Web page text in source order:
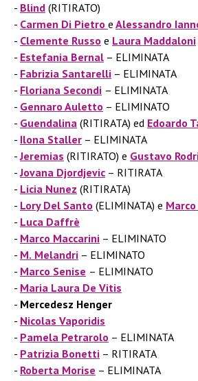
Blind (RITIRATO)
Carmen Di Pietro e Alessandro
Clemente Russo e Laura Maddaloni
Estefania Bernal – ELIMINATA
Fabrizia Santarelli – ELIMINATA
Floriana Secondi – ELIMINATA
Gennaro Auletto – ELIMINATO
Guendalina (RITIRATA) ed Edoardo
Ilona Staller – ELIMINATA
Jeremias (RITIRATO) e Gustavo
Jovana Djordjevic – RITIRATA
Licia Nunez (RITIRATA)
Lory Del Santo (ELIMINATA) e
Luca Daffrè
Marco Maccarini – ELIMINATO
M. Melandri – ELIMINATO
Marco Senise – ELIMINATO
Maria Laura De Vitis
Mercedesz Henger
Nicolas Vaporidis
Pamela Petrarolo – ELIMINATA
Patrizia Bonetti – RITIRATA
Roberta Morise – ELIMINATA